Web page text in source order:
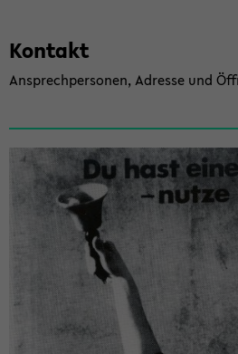
Kon­takt
An­sprech­per­so­nen, Adres­se und